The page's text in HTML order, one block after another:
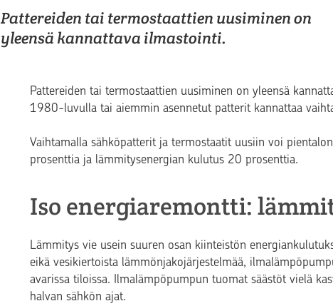
Pattereiden tai termostaattien uusiminen on
yleensä kannattava ilmastointi.
Pattereiden tai termostaattien uusiminen on yleensä
1980-luvulla tai aiemmin asennetut patterit kannattaa
Vaihtamalla sähköpatterit ja termostaatit uusiin voi
prosenttia ja lämmitysenergian kulutus 20 prosenttia.
Iso energiaremontti:
Lämmitys vie usein suuren osan kiinteistön
eikä vesikiertoista lämmönjakojärjestelmää,
avarissa tiloissa. Ilmalämpöpumpun tuomat säästöt vielä
halvan sähkön ajat.